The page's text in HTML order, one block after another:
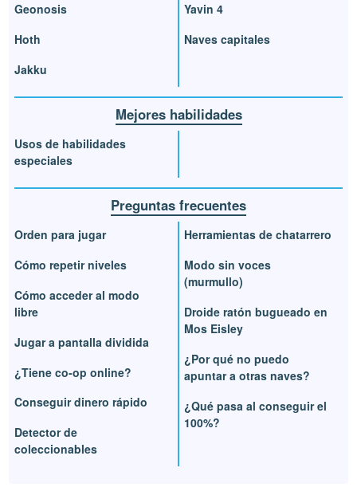
Geonosis
Hoth
Jakku
Yavin 4
Naves capitales
Mejores habilidades
Usos de habilidades
especiales
Preguntas frecuentes
Orden para jugar
Cómo repetir niveles
Cómo acceder al modo
libre
Jugar a pantalla dividida
¿Tiene co-op online?
Conseguir dinero rápido
Detector de
coleccionables
Herramientas de chatarrero
Modo sin voces
(murmullo)
Droide ratón bugueado en
Mos Eisley
¿Por qué no puedo
apuntar a otras naves?
¿Qué pasa al conseguir el
100%?